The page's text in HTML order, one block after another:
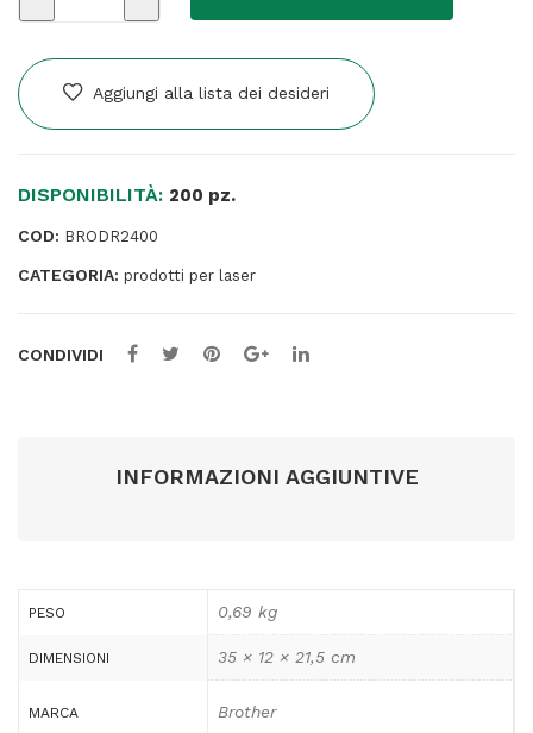
-
Nero
12000
Aggiungi alla lista dei desideri
DISPONIBILITÀ: 200 pz.
COD: BRODR2400
CATEGORIA: prodotti per laser
CONDIVIDI
INFORMAZIONI AGGIUNTIVE
PESO 0,69 kg
DIMENSIONI 35 × 12 × 21,5 cm
MARCA Brother